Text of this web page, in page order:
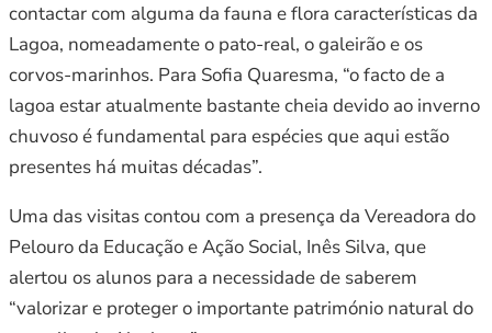
contactar com alguma da fauna e flora características da
Lagoa, nomeadamente o pato-real, o galeirão e os
corvos-marinhos. Para Sofia Quaresma, “o facto de a
lagoa estar atualmente bastante cheia devido ao inverno
chuvoso é fundamental para espécies que aqui estão
presentes há muitas décadas”.
Uma das visitas contou com a presença da Vereadora do
Pelouro da Educação e Ação Social, Inês Silva, que
alertou os alunos para a necessidade de saberem
“valorizar e proteger o importante património natural do